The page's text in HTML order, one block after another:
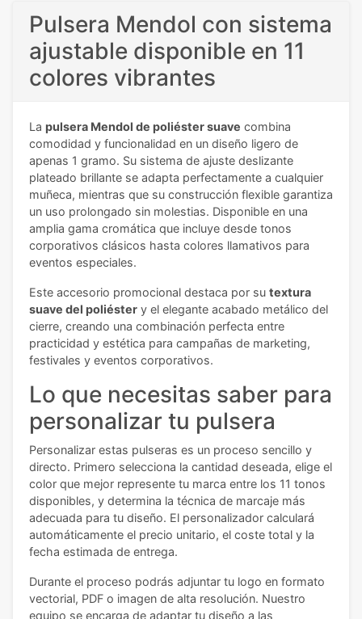
Pulsera Mendol con sistema
ajustable disponible en 11
colores vibrantes
La pulsera Mendol de poliéster suave combina
comodidad y funcionalidad en un diseño ligero de
apenas 1 gramo. Su sistema de ajuste deslizante
plateado brillante se adapta perfectamente a cualquier
muñeca, mientras que su construcción flexible garantiza
un uso prolongado sin molestias. Disponible en una
amplia gama cromática que incluye desde tonos
corporativos clásicos hasta colores llamativos para
eventos especiales.
Este accesorio promocional destaca por su textura
suave del poliéster y el elegante acabado metálico del
cierre, creando una combinación perfecta entre
practicidad y estética para campañas de marketing,
festivales y eventos corporativos.
Lo que necesitas saber para
personalizar tu pulsera
Personalizar estas pulseras es un proceso sencillo y
directo. Primero selecciona la cantidad deseada, elige el
color que mejor represente tu marca entre los 11 tonos
disponibles, y determina la técnica de marcaje más
adecuada para tu diseño. El personalizador calculará
automáticamente el precio unitario, el coste total y la
fecha estimada de entrega.
Durante el proceso podrás adjuntar tu logo en formato
vectorial, PDF o imagen de alta resolución. Nuestro
equipo se encarga de adaptar tu diseño a las